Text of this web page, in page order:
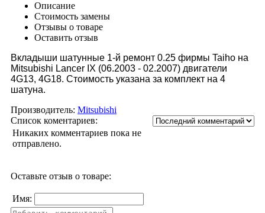
Описание
Стоимость замены
Отзывы о товаре
Оставить отзыв
Вкладыши шатунные 1-й ремонт 0.25 фирмы Taiho на
Mitsubishi Lancer IX (06.2003 - 02.2007) двигатели
4G13, 4G18. Стоимость указана за комплект на 4
шатуна.
Производитель: Mitsubishi
Список коментариев:
Никаких комментариев пока не
отправлено.
Оставьте отзыв о товаре:
Имя: